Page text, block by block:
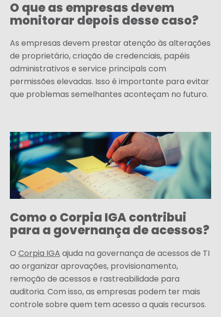
O que as empresas devem
monitorar depois desse caso?
As empresas devem prestar atenção às alterações
de proprietário, criação de credenciais, papéis
administrativos e service principals com
permissões elevadas. Isso é importante para evitar
que problemas semelhantes aconteçam no futuro.
Como o Corpia IGA contribui
para a governança de acessos?
OCorpia IGAajuda na governança de acessos de TI
ao organizar aprovações, provisionamento,
remoção de acessos e rastreabilidade para
auditoria. Com isso, as empresas podem ter mais
controle sobre quem tem acesso a quais recursos.